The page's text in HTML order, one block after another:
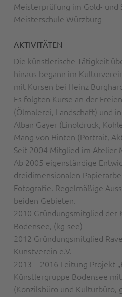
Meisterprüfung im Gold- und
Meisterschule Würzburg
AKTIVITÄTEN
Die künstlerische Tätigkeit
hinaus begann im
mit Kursen bei Heinz
Es folgten Kurse an der
(Ölmalerei, Landschaft) und
Alban Gayer (Linoldruck,
Mang von Hinten (Portrait,
Seit 2004 Mitglied im Atelier
Ab 2005 eigenständige
dreidimensionalen
Fotografie. Regelmäßige
beiden Gebieten.
2010 Gründungsmitglied der
Bodensee, (kg-see)
2012 Gründungsmitglied
Kunstverein e.V.
2013 – 2016 Leitung Projekt
Künstlergruppe Bodensee
(Konzilsbüro und